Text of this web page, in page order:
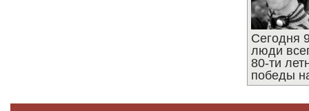
Сегодня
люди
80-ти
победы